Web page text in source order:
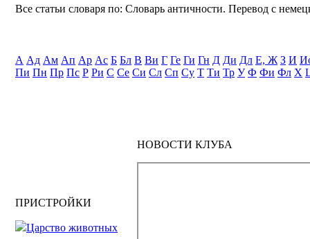
Все статьи словаря по: Словарь античности. Перевод с
А Ад Ам Ап Ар Ас Б Бл В Ви Г Ге Ги Гн Д Ди Дл Е, Ж З И
Пи Пн Пр Пс Р Ри С Се Си Сл Сп Су Т Ти Тр У Ф Фи Фл Х
ПРИСТРОЙКИ
Царство животных
НОВОСТИ КЛУБА